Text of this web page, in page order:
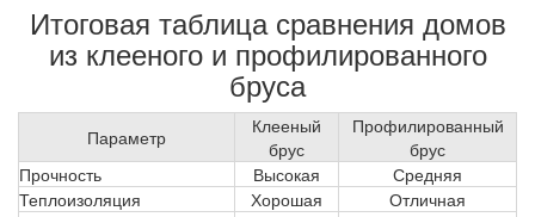
Итоговая таблица сравнения домов
из клееного и профилированного
бруса
Параметр
Клееный
брус
Профилированный
брус
Прочность
Высокая
Средняя
Теплоизоляция
Хорошая
Отличная